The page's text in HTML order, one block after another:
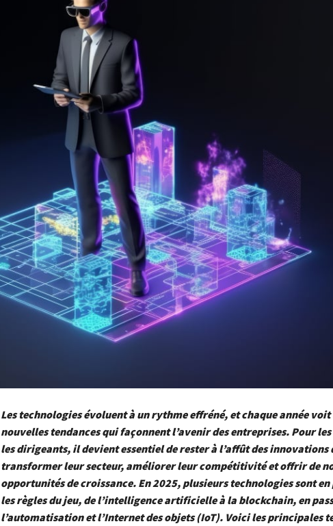
Les technologies évoluent à un rythme effréné, et chaque année voit
nouvelles tendances qui façonnent l’avenir des entreprises. Pour
les dirigeants, il devient essentiel de rester à l’affût des innovations
transformer leur secteur, améliorer leur compétitivité et offrir de
opportunités de croissance. En 2025, plusieurs technologies sont
les règles du jeu, de l’intelligence artificielle à la blockchain, en
l’automatisation et l’Internet des objets (IoT). Voici les principales